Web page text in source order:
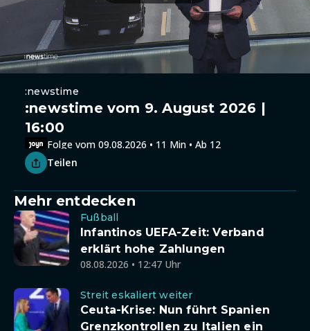
:newstime
:newstime vom 9. August 2026 |
16:00
Folge vom 09.08.2026 • 11 Min • Ab 12
Teilen
Mehr entdecken
Fußball
Infantinos UEFA-Zeit: Verband
erklärt hohe Zahlungen
08.08.2026 • 12:47 Uhr
Streit eskaliert weiter
Ceuta-Krise: Nun führt Spanien
Grenzkontrollen zu Italien ein